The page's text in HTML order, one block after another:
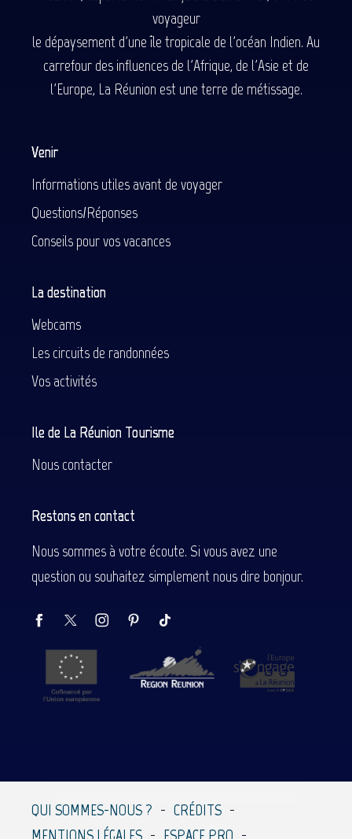
voyageur
le dépaysement d'une île tropicale de l'océan Indien. Au
carrefour des influences de l'Afrique, de l'Asie et de
l'Europe, La Réunion est une terre de métissage.
Venir
Informations utiles avant de voyager
Questions/Réponses
Conseils pour vos vacances
La destination
Webcams
Les circuits de randonnées
Vos activités
Ile de La Réunion Tourisme
Nous contacter
Restons en contact
Nous sommes à votre écoute. Si vous avez une
question ou souhaitez simplement nous dire bonjour.
QUI SOMMES-NOUS ?
CRÉDITS
MENTIONS LÉGALES
ESPACE PRO